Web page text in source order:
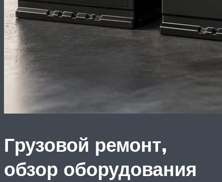
Грузовой ремонт,
обзор оборудования